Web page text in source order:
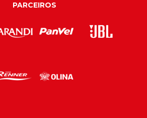
PARCEIROS